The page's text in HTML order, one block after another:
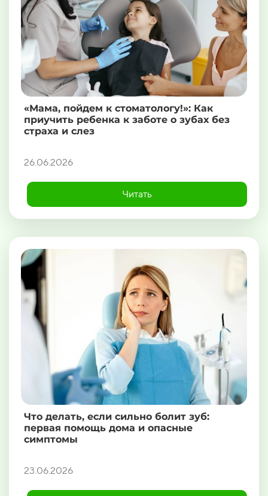
«Мама, пойдем к стоматологу!»: Как
приучить ребенка к заботе о зубах без
страха и слез
26.06.2026
Читать
Что делать, если сильно болит зуб:
первая помощь дома и опасные
симптомы
23.06.2026